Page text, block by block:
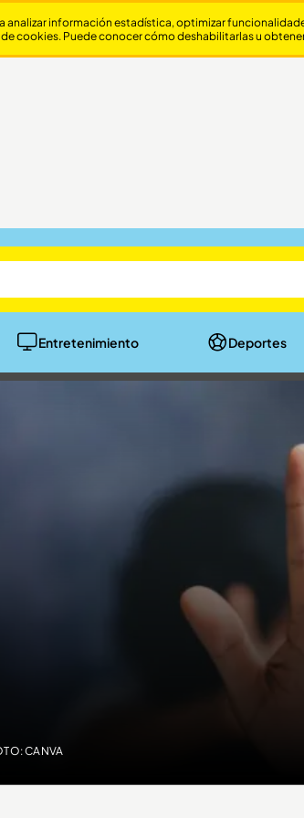
Entretenimiento Deportes
CANVA
información estadística, optimizar
cookies. Puede conocer cómo deshabilitarlas u